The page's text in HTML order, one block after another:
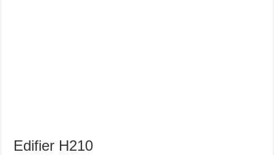
Edifier H210